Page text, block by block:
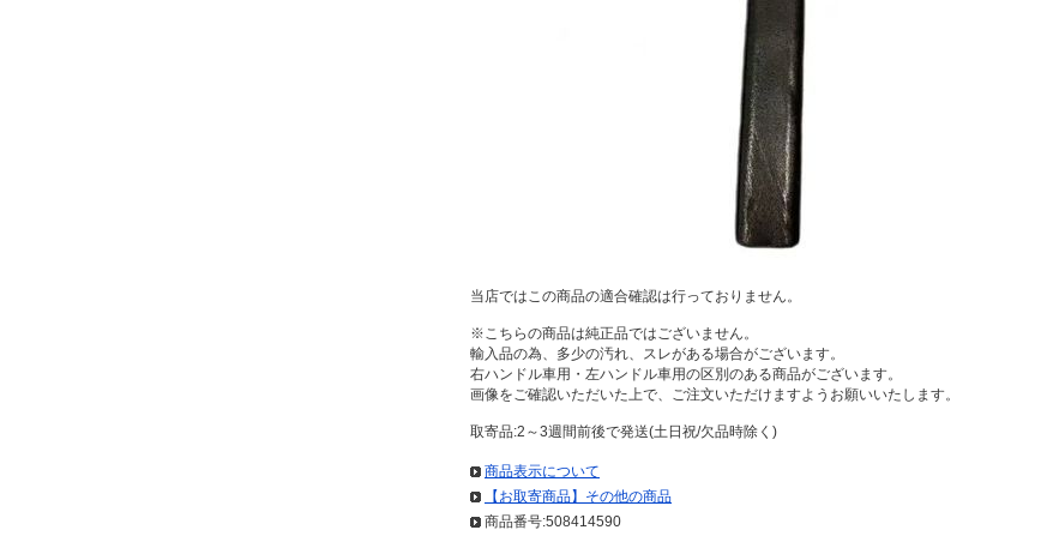
当店ではこの商品の適合確認は行っておりません。
※こちらの商品は純正品ではございません。
輸入品の為、多少の汚れ、スレがある場合がございます。
右ハンドル車用・左ハンドル車用の区別のある商品がございます。
画像をご確認いただいた上で、ご注文いただけますようお願いいたします。
取寄品:2～3週間前後で発送(土日祝/欠品時除く)
商品表示について
【お取寄商品】その他の商品
商品番号:508414590